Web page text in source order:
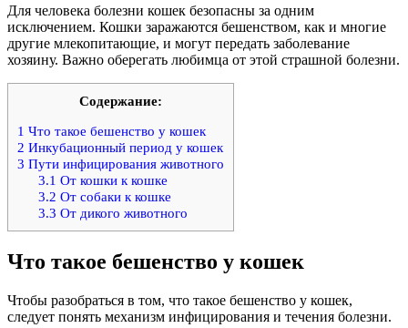
Для человека болезни кошек безопасны за одним
исключением. Кошки заражаются бешенством, как и многие
другие млекопитающие, и могут передать заболевание
хозяину. Важно оберегать любимца от этой страшной болезни.
Содержание:
1 Что такое бешенство у кошек
2 Инкубационный период у кошек
3 Пути инфицирования животного
3.1 От кошки к кошке
3.2 От собаки к кошке
3.3 От дикого животного
Что такое бешенство у кошек
Чтобы разобраться в том, что такое бешенство у кошек,
следует понять механизм инфицирования и течения болезни.